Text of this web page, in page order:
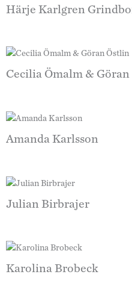
Härje Karlgren
Cecilia Ömalm &
Amanda Karlsson
Julian Birbrajer
Karolina Brobeck